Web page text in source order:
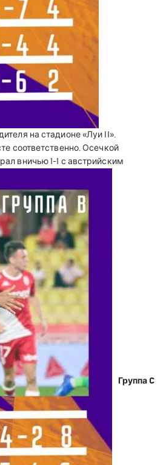
на стадионе «Луи II».
соответственно. Осечкой
вничью 1-1 с австрийским
Группа C